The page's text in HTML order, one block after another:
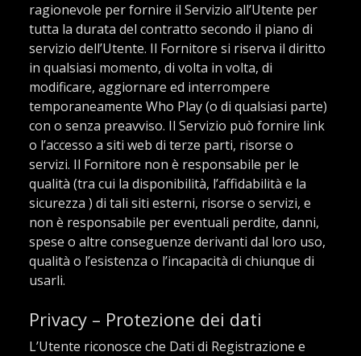
ragionevole per fornire il Servizio all’Utente per
tutta la durata del contratto secondo il piano di
servizio dell’Utente. Il Fornitore si riserva il diritto
in qualsiasi momento, di volta in volta, di
modificare, aggiornare ed interrompere
temporaneamente Who Play (o di qualsiasi parte)
con o senza preavviso. Il Servizio può fornire link
o l’accesso a siti web di terze parti, risorse o
servizi. Il Fornitore non è responsabile per le
qualità (tra cui la disponibilità, l’affidabilità e la
sicurezza ) di tali siti esterni, risorse o servizi, e
non è responsabile per eventuali perdite, danni,
spese o altre conseguenze derivanti dal loro uso,
qualità o l’esistenza o l’incapacità di chiunque di
usarli.
Privacy – Protezione dei dati
L’Utente riconosce che Dati di Registrazione e